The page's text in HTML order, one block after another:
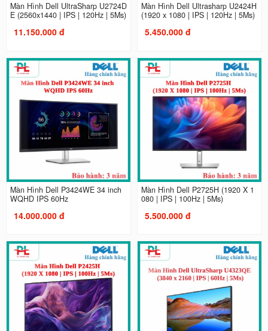
Màn Hình Dell UltraSharp U2724D
E (2560x1440 | IPS | 120Hz | 5Ms)
11.150.000 đ
Màn Hình Dell Ultrasharp U2424H
(1920 x 1080 | IPS | 120Hz | 5Ms)
5.450.000 đ
Màn Hình Dell P3424WE 34 inch
WQHD IPS 60Hz
14.000.000 đ
Màn Hình Dell P2725H (1920 X 1
080 | IPS | 100Hz | 5Ms)
5.500.000 đ